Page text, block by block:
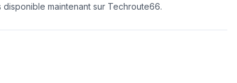
disponible maintenant sur Techroute66.